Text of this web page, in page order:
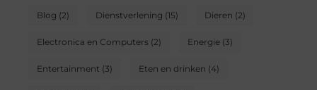
Blog (2) Dienstverlening (15) Dieren (2)
Electronica en Computers(2) Energie(3)
Entertainment (3) Eten en drinken (4)